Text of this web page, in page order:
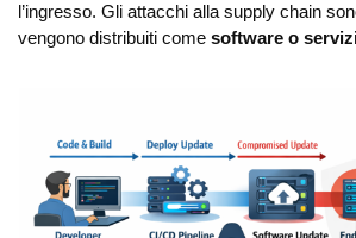
l’ingresso. Gli attacchi alla supply chain
vengono distribuiti come software o